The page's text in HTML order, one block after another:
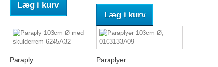
Læg i kurv
Læg i kurv
Paraply... Paraplyer...